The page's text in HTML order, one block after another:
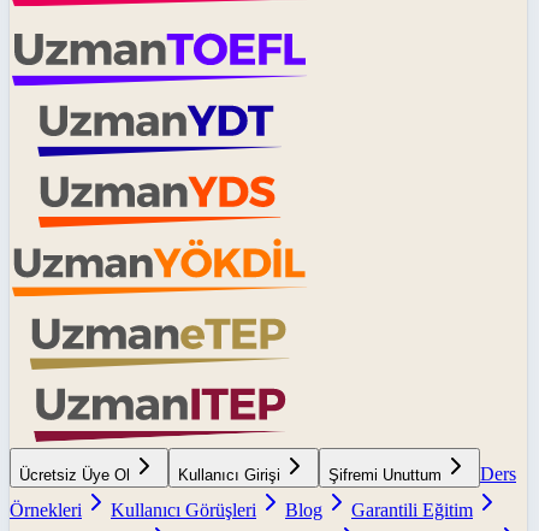
Ücretsiz Üye Ol Kullanıcı Girişi Şifremi Unuttum
Ders
Örnekleri
Kullanıcı Görüşleri Blog
Garantili Eğitim